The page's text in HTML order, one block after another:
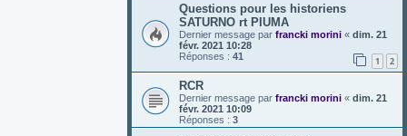
Questions pour les historiens
SATURNO rt PIUMA
Dernier message par francki morini « dim. 21
févr. 2021 10:28
Réponses : 41 1 2
RCR
Dernier message par francki morini « dim. 21
févr. 2021 10:09
Réponses : 3